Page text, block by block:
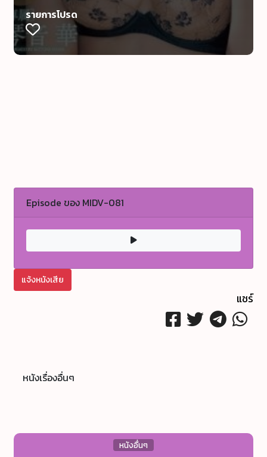
รายการโปรด
Episode ของ MIDV-081
แจ้งหนังเสีย
แชร์
หนังเรื่องอื่นๆ
หนังอื่นๆ